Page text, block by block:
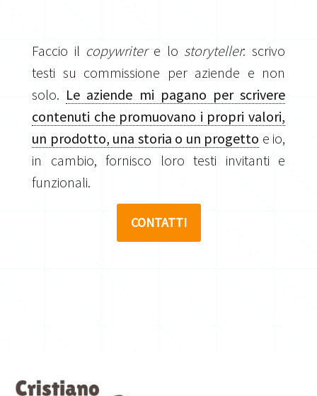
Faccio il copywritere lo storyteller: scrivo
testi su commissione per aziende e non
solo. Le aziende mi pagano per scrivere
contenuti che promuovano i propri valori,
un prodotto, una storia o un progetto e io,
in cambio, fornisco loro testi invitanti e
funzionali.
CONTATTI